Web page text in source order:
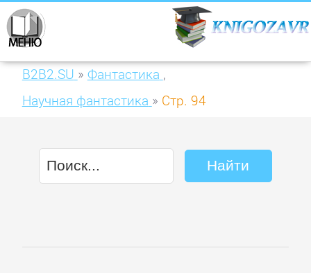
B2B2.SU » Фантастика ,
Научная фантастика » Стр. 94